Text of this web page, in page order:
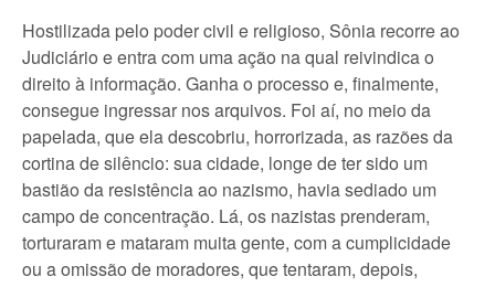
Hostilizada pelo poder civil e religioso, Sônia recorre ao
Judiciário e entra com uma ação na qual reivindica o
direito à informação. Ganha o processo e, finalmente,
consegue ingressar nos arquivos. Foi aí, no meio da
papelada, que ela descobriu, horrorizada, as razões da
cortina de silêncio: sua cidade, longe de ter sido um
bastião da resistência ao nazismo, havia sediado um
campo de concentração. Lá, os nazistas prenderam,
torturaram e mataram muita gente, com a cumplicidade
ou a omissão de moradores, que tentaram, depois,